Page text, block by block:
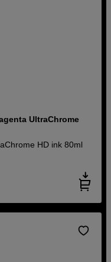
UltraChrome
HD ink 80ml